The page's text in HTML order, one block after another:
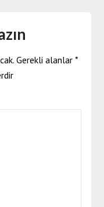
Gerekli alanlar *